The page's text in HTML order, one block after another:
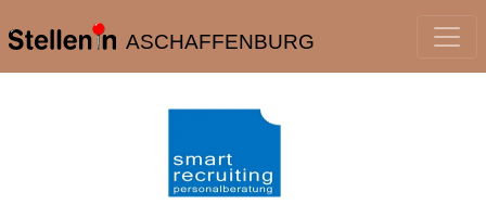
ASCHAFFENBURG